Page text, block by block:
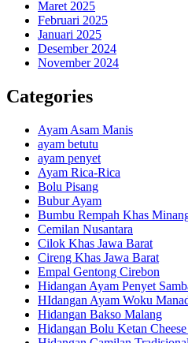
Maret 2025
Februari 2025
Januari 2025
Desember 2024
November 2024
Categories
Ayam Asam Manis
ayam betutu
ayam penyet
Ayam Rica-Rica
Bolu Pisang
Bubur Ayam
Bumbu Rempah Khas
Cemilan Nusantara
Cilok Khas Jawa Barat
Cireng Khas Jawa Barat
Empal Gentong Cirebon
Hidangan Ayam Penyet
HIdangan Ayam Woku
Hidangan Bakso Malang
Hidangan Bolu Ketan